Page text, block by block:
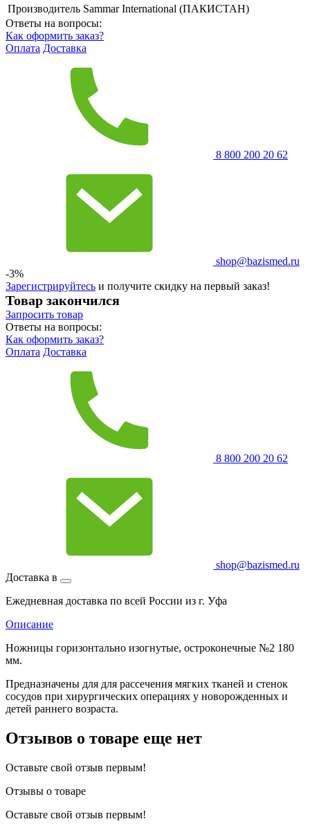
Производитель Sammar International (ПАКИСТАН)
Ответы на вопросы:
Как оформить заказ?
Оплата Доставка
8 800 200 20 62
shop@bazismed.ru
-3%
Зарегистрируйтесь и получите скидку на первый заказ!
Товар закончился
Запросить товар
Ответы на вопросы:
Как оформить заказ?
Оплата Доставка
8 800 200 20 62
shop@bazismed.ru
Доставка в
Ежедневная доставка по всей России из г. Уфа
Описание
Ножницы горизонтально изогнутые, остроконечные №2 180
мм.
Предназначены для для рассечения мягких тканей и стенок
сосудов при хирургических операциях у новорожденных и
детей раннего возраста.
Отзывов о товаре еще нет
Оставьте свой отзыв первым!
Отзывы о товаре
Оставьте свой отзыв первым!